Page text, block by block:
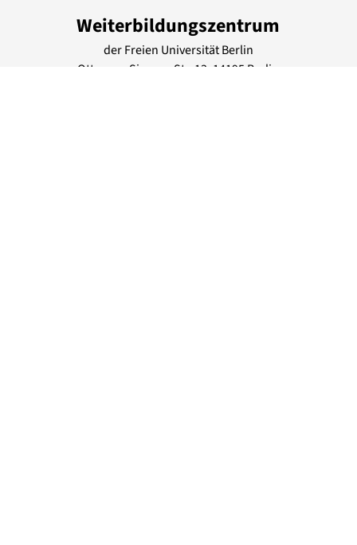
Weiterbildungszentrum
der Freien Universität Berlin
Otto-von-Simson-Str. 13 , 14195 Berlin